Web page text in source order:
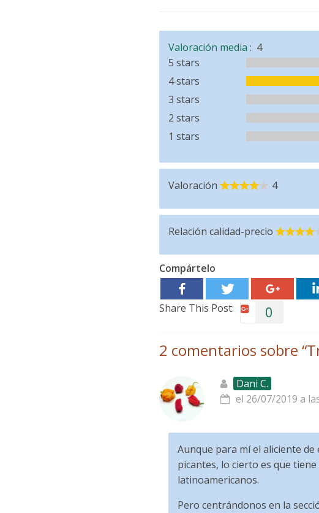
Valoración media :
5 stars
4 stars
3 stars
2 stars
1 stars
4
Valoración 4
Relación calidad-precio
Compártelo
Share This Post: 0
2 comentarios sobre “
Dani C.
el 26/07/2019 a
Aunque para mí el aliciente de
picantes, lo cierto es que
latinoamericanos.
Pero centrándonos en la